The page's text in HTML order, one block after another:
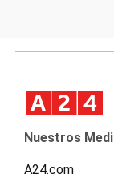
Nuestros
A24.com